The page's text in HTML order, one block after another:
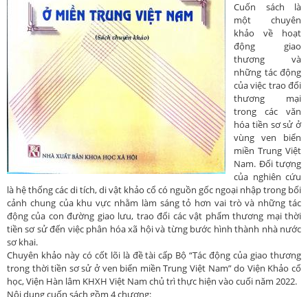
Cuốn sách là
một chuyên
khảo về hoạt
động giao
thương và
những tác động
của việc trao đổi
thương mại
trong các văn
hóa tiền sơ sử ở
vùng ven biển
miền Trung Việt
Nam. Đối tượng
của nghiên cứu
là hệ thống các di tích, di vật khảo cổ có nguồn gốc ngoại nhập trong bối
cảnh chung của khu vực nhằm làm sáng tỏ hơn vai trò và những tác
động của con đường giao lưu, trao đổi các vật phẩm thương mại thời
tiền sơ sử đến việc phân hóa xã hội và từng bước hình thành nhà nước
sơ khai.
Chuyên khảo này có cốt lõi là đề tài cấp Bộ “Tác động của giao thương
trong thời tiền sơ sử ở ven biển miền Trung Việt Nam” do Viện Khảo cổ
học, Viện Hàn lâm KHXH Việt Nam chủ trì thực hiện vào cuối năm 2022.
Nội dung cuốn sách gồm 4 chương: